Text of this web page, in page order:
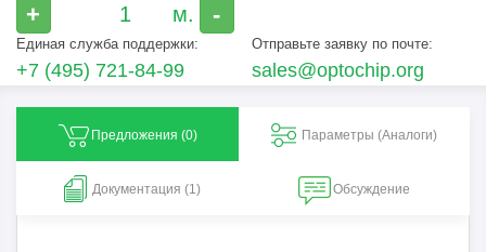
+ -
Единая служба поддержки:
+7 (495) 721-84-99
Отправьте заявку по почте:
sales@optochip.org
Предложения (0) Параметры (Aналоги)
Документация (1) Обсуждение